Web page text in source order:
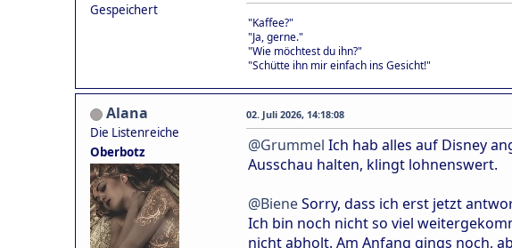
Gespeichert
"Kaffee?"
"Ja, gerne."
"Wie möchtest du ihn?"
"Schütte ihn mir einfach ins Gesicht!"
Alana
Die Listenreiche
Oberbotz
02. Juli 2026, 14:18:08
@Grummel Ich hab alles auf Disney
Ausschau halten, klingt lohnenswert.
@BieneSorry, dass ich erst jetzt
Ich bin noch nicht so viel
nicht abholt. Am Anfang gings noch,